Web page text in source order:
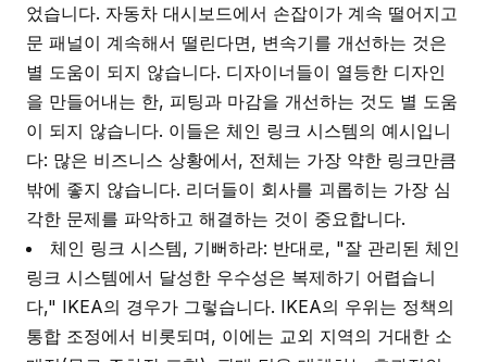
었습니다. 자동차 대시보드에서 손잡이가 계속 떨어지고
문 패널이 계속해서 떨린다면, 변속기를 개선하는 것은
별 도움이 되지 않습니다. 디자이너들이 열등한 디자인
을 만들어내는 한, 피팅과 마감을 개선하는 것도 별 도움
이 되지 않습니다. 이들은 체인 링크 시스템의 예시입니
다: 많은 비즈니스 상황에서, 전체는 가장 약한 링크만큼
밖에 좋지 않습니다. 리더들이 회사를 괴롭히는 가장 심
각한 문제를 파악하고 해결하는 것이 중요합니다.
체인 링크 시스템, 기뻐하라: 반대로, "잘 관리된 체인
링크 시스템에서 달성한 우수성은 복제하기 어렵습니
다," IKEA의 경우가 그렇습니다. IKEA의 우위는 정책의
통합 조정에서 비롯되며, 이에는 교외 지역의 거대한 소